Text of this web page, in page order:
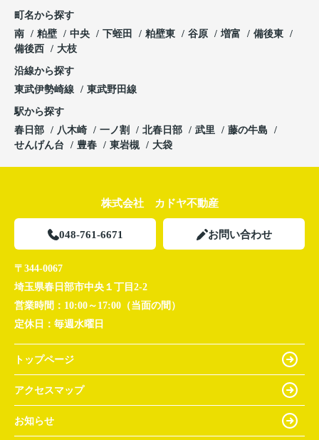
町名から探す
南
粕壁 中央 下蛭田 粕壁東 谷原 増富
備後東
備後西
大枝
沿線から探す
東武伊勢崎線
東武野田線
駅から探す
春日部
八木崎 一ノ割 北春日部 武里
藤の牛島
せんげん台
豊春 東岩槻 大袋
株式会社 カドヤ不動産
048-761-6671 お問い合わせ
〒344-0067
埼玉県春日部市中央１丁目2-2
営業時間： 10:00～17:00（当面の間）
定休日： 毎週水曜日
トップページ
アクセスマップ
お知らせ